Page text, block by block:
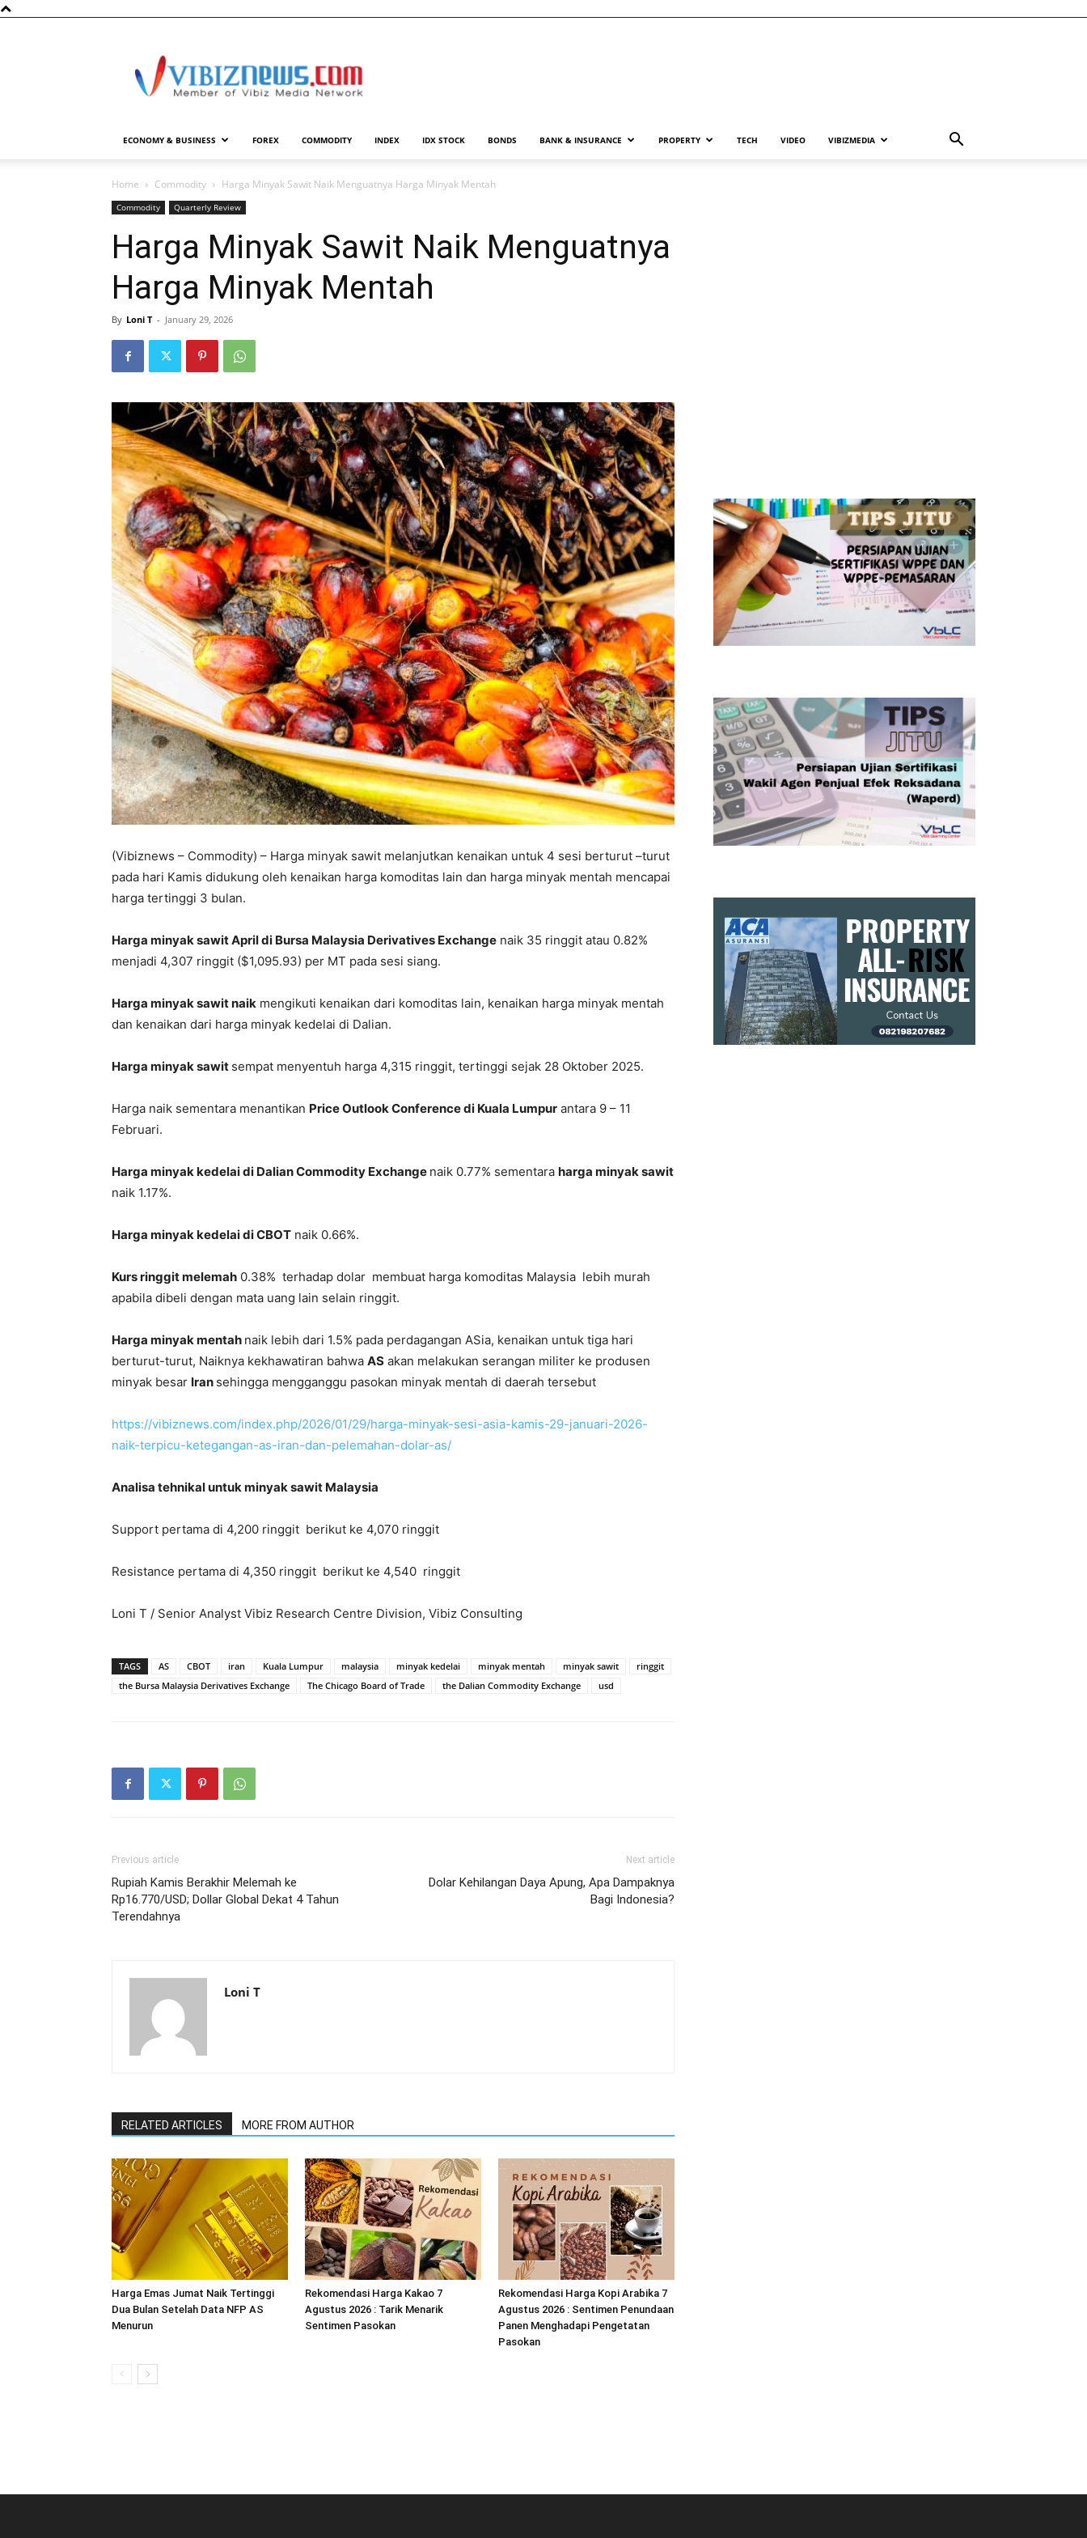
ECONOMY & BUSINESS FOREX COMMODITY INDEX IDX STOCK BONDS BANK & INSURANCE PROPERTY TECH VIDEO VIBIZMEDIA
Home Commodity Harga Minyak Sawit Naik Menguatnya Harga Minyak Mentah
Commodity Quarterly Review
Harga Minyak Sawit Naik Menguatnya
Harga Minyak Mentah
By Loni T - January 29, 2026
(Vibiznews – Commodity) – Harga minyak sawit melanjutkan kenaikan untuk 4 sesi berturut –turut
pada hari Kamis didukung oleh kenaikan harga komoditas lain dan harga minyak mentah mencapai
harga tertinggi 3 bulan.
Harga minyak sawit April di Bursa Malaysia Derivatives Exchange naik 35 ringgit atau 0.82%
menjadi 4,307 ringgit ($1,095.93) per MT pada sesi siang.
Harga minyak sawit naik mengikuti kenaikan dari komoditas lain, kenaikan harga minyak mentah
dan kenaikan dari harga minyak kedelai di Dalian.
Harga minyak sawit sempat menyentuh harga 4,315 ringgit, tertinggi sejak 28 Oktober 2025.
Harga naik sementara menantikan Price Outlook Conference di Kuala Lumpur antara 9 – 11
Februari.
Harga minyak kedelai di Dalian Commodity Exchange naik 0.77% sementara harga minyak sawit
naik 1.17%.
Harga minyak kedelai di CBOT naik 0.66%.
Kurs ringgit melemah 0.38% terhadap dolar membuat harga komoditas Malaysia lebih murah
apabila dibeli dengan mata uang lain selain ringgit.
Harga minyak mentah naik lebih dari 1.5% pada perdagangan ASia, kenaikan untuk tiga hari
berturut-turut, Naiknya kekhawatiran bahwa AS akan melakukan serangan militer ke produsen
minyak besar Iran sehingga mengganggu pasokan minyak mentah di daerah tersebut
https://vibiznews.com/index.php/2026/01/29/harga-minyak-sesi-asia-kamis-29-januari-2026-
naik-terpicu-ketegangan-as-iran-dan-pelemahan-dolar-as/
Analisa tehnikal untuk minyak sawit Malaysia
Support pertama di 4,200 ringgit berikut ke 4,070 ringgit
Resistance pertama di 4,350 ringgit berikut ke 4,540 ringgit
Loni T / Senior Analyst Vibiz Research Centre Division, Vibiz Consulting
TAGS AS CBOT iran Kuala Lumpur malaysia minyak kedelai minyak mentah minyak sawit
ringgit
the Bursa Malaysia Derivatives Exchange
The Chicago Board of Trade the Dalian Commodity Exchange usd
Previous article
Rupiah Kamis Berakhir Melemah ke
Rp16.770/USD; Dollar Global Dekat 4 Tahun
Terendahnya
Next article
Dolar Kehilangan Daya Apung, Apa Dampaknya
Bagi Indonesia?
Loni T
RELATED ARTICLES MORE FROM AUTHOR
Harga Emas Jumat Naik Tertinggi
Dua Bulan Setelah Data NFP AS
Menurun
Rekomendasi Harga Kakao 7
Agustus 2026 : Tarik Menarik
Sentimen Pasokan
Rekomendasi Harga Kopi Arabika 7
Agustus 2026 : Sentimen Penundaan
Panen Menghadapi Pengetatan
Pasokan